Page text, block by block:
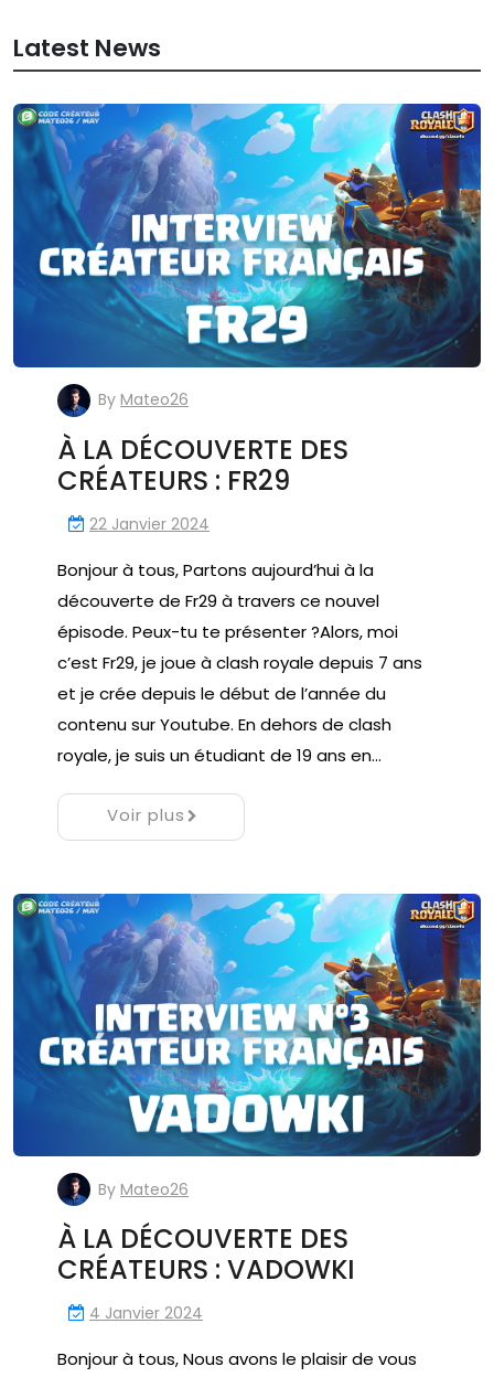
Latest News
By Mateo26
À LA DÉCOUVERTE DES
CRÉATEURS : FR29
22 Janvier 2024
Bonjour à tous, Partons aujourd’hui à la
découverte de Fr29 à travers ce nouvel
épisode. Peux-tu te présenter ?Alors, moi
c’est Fr29, je joue à clash royale depuis 7 ans
et je crée depuis le début de l’année du
contenu sur Youtube. En dehors de clash
royale, je suis un étudiant de 19 ans en…
Voir plus
By Mateo26
À LA DÉCOUVERTE DES
CRÉATEURS : VADOWKI
4 Janvier 2024
Bonjour à tous, Nous avons le plaisir de vous